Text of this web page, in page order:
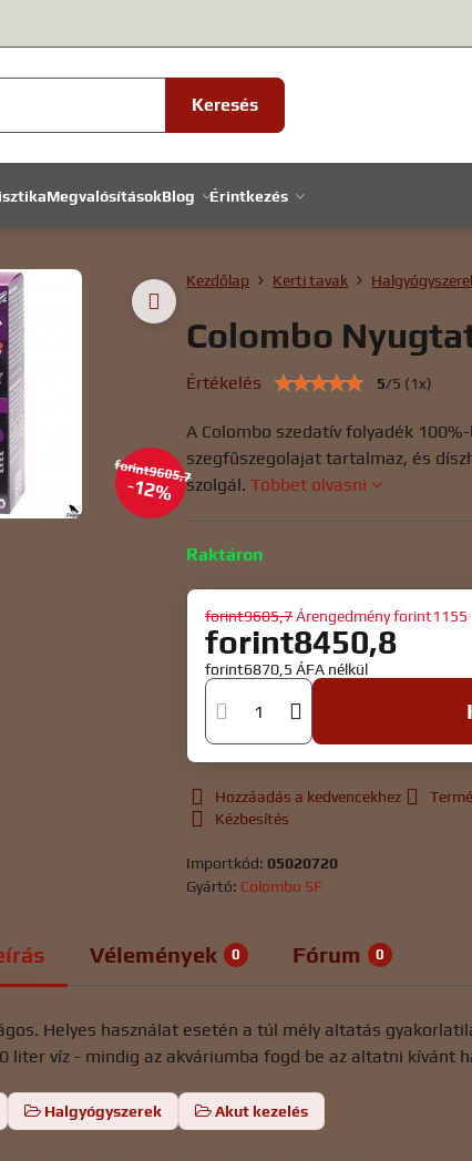
Keresés
MegvalósításokBlog Érintkezés
forint9605,7
12%
Kezdőlap Kerti tavak
Colombo
Értékelés 5/5 (1x)
A Colombo szedatív folyadék
szegfűszegolajat tartalmaz, és
szolgál.Többet olvasni
Raktáron
forint9605,7 Árengedményforint1155
forint8450,8
forint6870,5ÁFA nélkül
Hozzáadás a kedvencekhez
Kézbesítés
Importkód:05020720
Gyártó: Colombo SF
Vélemények 0 Fórum 0
Helyes használat esetén a túl mély altatás
liter víz - mindig az akváriumba fogd be az altatni kívánt
Halgyógyszerek Akut kezelés